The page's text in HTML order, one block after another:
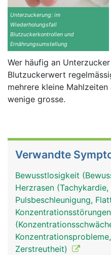
Unterzuckerung: im
Wiederholungsfall
Blutzuckerkontrollen und
Ernährungsumstellung
Wer häufig an
Blutzuckerwert
mehrere kleine
wenige grosse.
Verwandte
Bewusstlosigkeit
Herzrasen
Pulsbeschleunigung,
Konzentrationsstörungen
Zerstreutheit)